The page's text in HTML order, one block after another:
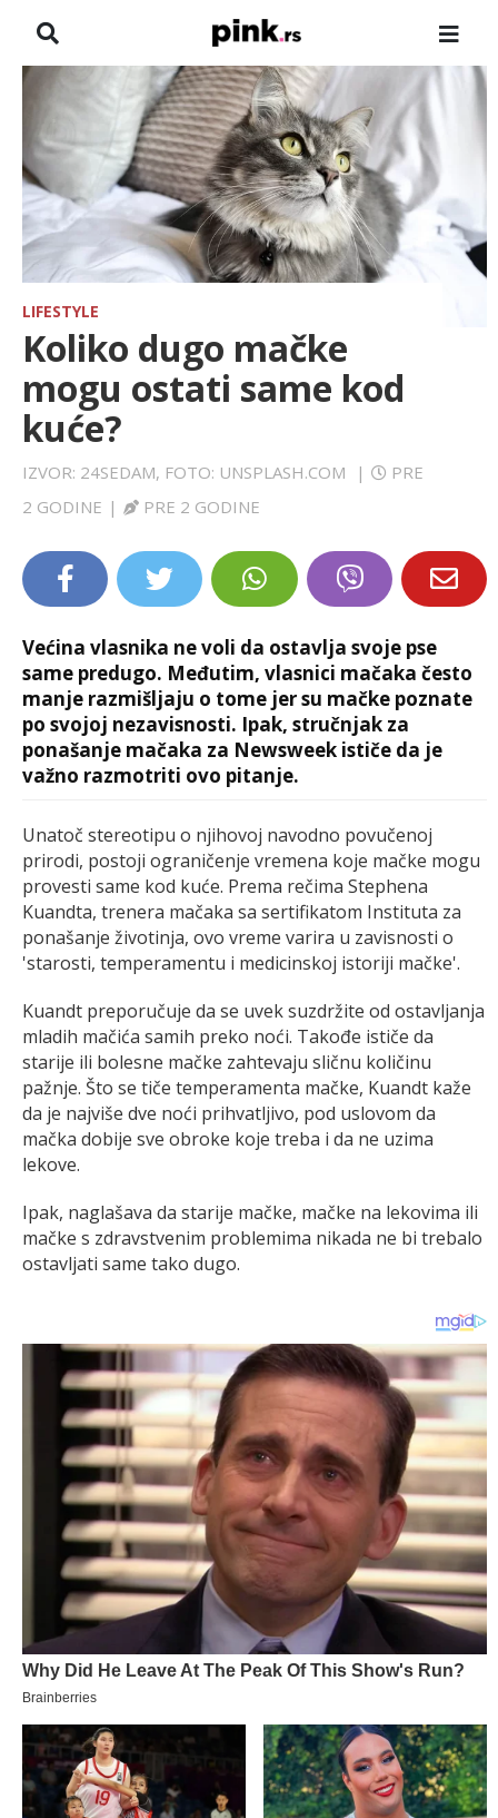
NASLOVNA
VESTI
ZADRUGA
SHOWBIZ
HRONIKA
FARMERI
SPORT
EXTRA
LIFESTYLE
Koliko dugo mačke
mogu ostati same kod
kuće?
IZVOR: 24SEDAM, FOTO: UNSPLASH.COM |
PRE
2 GODINE | PRE 2 GODINE
Većina vlasnika ne voli da ostavlja svoje pse
same predugo. Međutim, vlasnici mačaka često
manje razmišljaju o tome jer su mačke poznate
po svojoj nezavisnosti. Ipak, stručnjak za
ponašanje mačaka za Newsweek ističe da je
važno razmotriti ovo pitanje.
Unatoč stereotipu o njihovoj navodno povučenoj
prirodi, postoji ograničenje vremena koje mačke mogu
provesti same kod kuće. Prema rečima Stephena
Kuandta, trenera mačaka sa sertifikatom Instituta za
ponašanje životinja, ovo vreme varira u zavisnosti o
'starosti, temperamentu i medicinskoj istoriji mačke'.
Kuandt preporučuje da se uvek suzdržite od ostavljanja
mladih mačića samih preko noći. Takođe ističe da
starije ili bolesne mačke zahtevaju sličnu količinu
pažnje. Što se tiče temperamenta mačke, Kuandt kaže
da je najviše dve noći prihvatljivo, pod uslovom da
mačka dobije sve obroke koje treba i da ne uzima
lekove.
Ipak, naglašava da starije mačke, mačke na lekovima ili
mačke s zdravstvenim problemima nikada ne bi trebalo
ostavljati same tako dugo.